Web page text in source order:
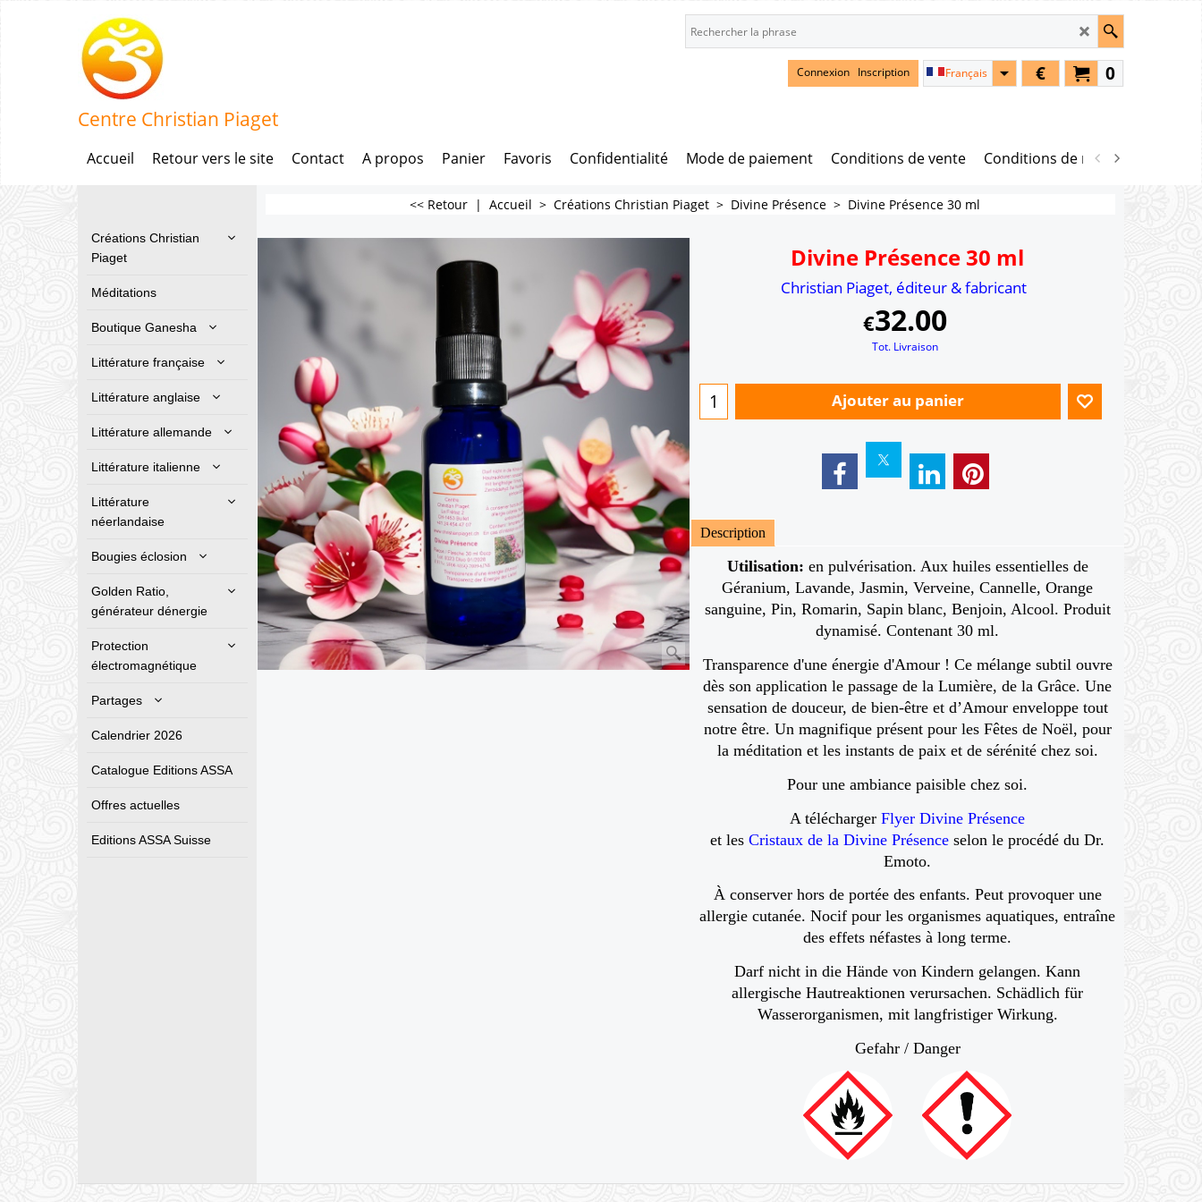
Centre Christian Piaget
0
€
Français
Connexion Inscription
Accueil Retour vers le site Contact A propos Panier Favoris Confidentialité Mode de paiement Conditions de vente Conditions de retour
Créations Christian
Piaget
Méditations
Boutique Ganesha
Littérature française
Littérature anglaise
Littérature allemande
Littérature italienne
Littérature
néerlandaise
Bougies éclosion
Golden Ratio,
générateur dénergie
Protection
électromagnétique
Partages
Calendrier 2026
Catalogue Editions ASSA
Offres actuelles
Editions ASSA Suisse
<< Retour | Accueil > Créations Christian Piaget> Divine Présence> Divine Présence 30 ml
Divine Présence 30 ml
Christian Piaget, éditeur & fabricant
€32.00
Tot. Livraison
Ajouter au panier
Description
Utilisation: en pulvérisation. Aux huiles essentielles de
Géranium, Lavande, Jasmin, Verveine, Cannelle, Orange
sanguine, Pin, Romarin, Sapin blanc, Benjoin, Alcool. Produit
dynamisé. Contenant 30 ml.
Transparence d'une énergie d'Amour ! Ce mélange subtil ouvre
dès son application le passage de la Lumière, de la Grâce. Une
sensation de douceur, de bien-être et d’Amour enveloppe tout
notre être. Un magnifique présent pour les Fêtes de Noël, pour
la méditation et les instants de paix et de sérénité chez soi.
Pour une ambiance paisible chez soi.
A télécharger Flyer Divine Présence
et les Cristaux de la Divine Présence selon le procédé du Dr.
Emoto.
À conserver hors de portée des enfants. Peut provoquer une
allergie cutanée. Nocif pour les organismes aquatiques, entraîne
des effets néfastes à long terme.
Darf nicht in die Hände von Kindern gelangen. Kann
allergische Hautreaktionen verursachen. Schädlich für
Wasserorganismen, mit langfristiger Wirkung.
Gefahr / Danger